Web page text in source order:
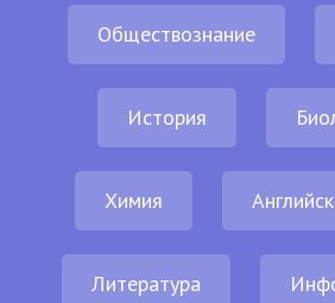
Обществознание
История
Химия
Литература